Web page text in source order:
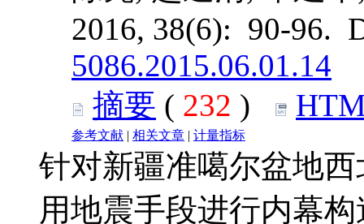
2016, 38(6): 90-96.
5086.2015.06.01.14
摘要 ( 232 )
参考文献 | 相关文章 | 计量指标
针对新疆准噶尔盆地
用地震手段进行内幕